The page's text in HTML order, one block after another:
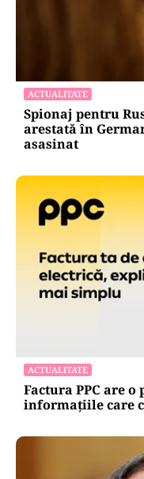
20 de grătare și
intrat Selly în
Nibiru
Spionaj pentru
arestată în
asasinat